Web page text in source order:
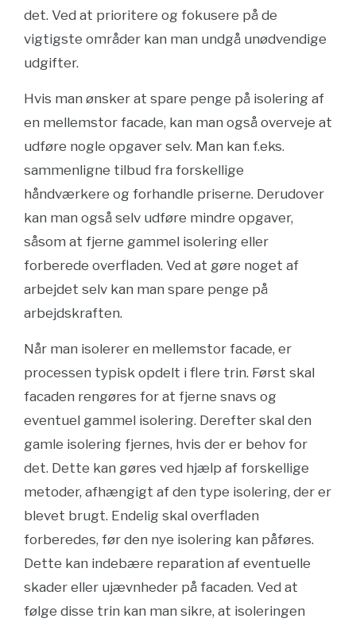
det. Ved at prioritere og fokusere på de
vigtigste områder kan man undgå unødvendige
udgifter.
Hvis man ønsker at spare penge på isolering af
en mellemstor facade, kan man også overveje at
udføre nogle opgaver selv. Man kan f.eks.
sammenligne tilbud fra forskellige
håndværkere og forhandle priserne. Derudover
kan man også selv udføre mindre opgaver,
såsom at fjerne gammel isolering eller
forberede overfladen. Ved at gøre noget af
arbejdet selv kan man spare penge på
arbejdskraften.
Når man isolerer en mellemstor facade, er
processen typisk opdelt i flere trin. Først skal
facaden rengøres for at fjerne snavs og
eventuel gammel isolering. Derefter skal den
gamle isolering fjernes, hvis der er behov for
det. Dette kan gøres ved hjælp af forskellige
metoder, afhængigt af den type isolering, der er
blevet brugt. Endelig skal overfladen
forberedes, før den nye isolering kan påføres.
Dette kan indebære reparation af eventuelle
skader eller ujævnheder på facaden. Ved at
følge disse trin kan man sikre, at isoleringen